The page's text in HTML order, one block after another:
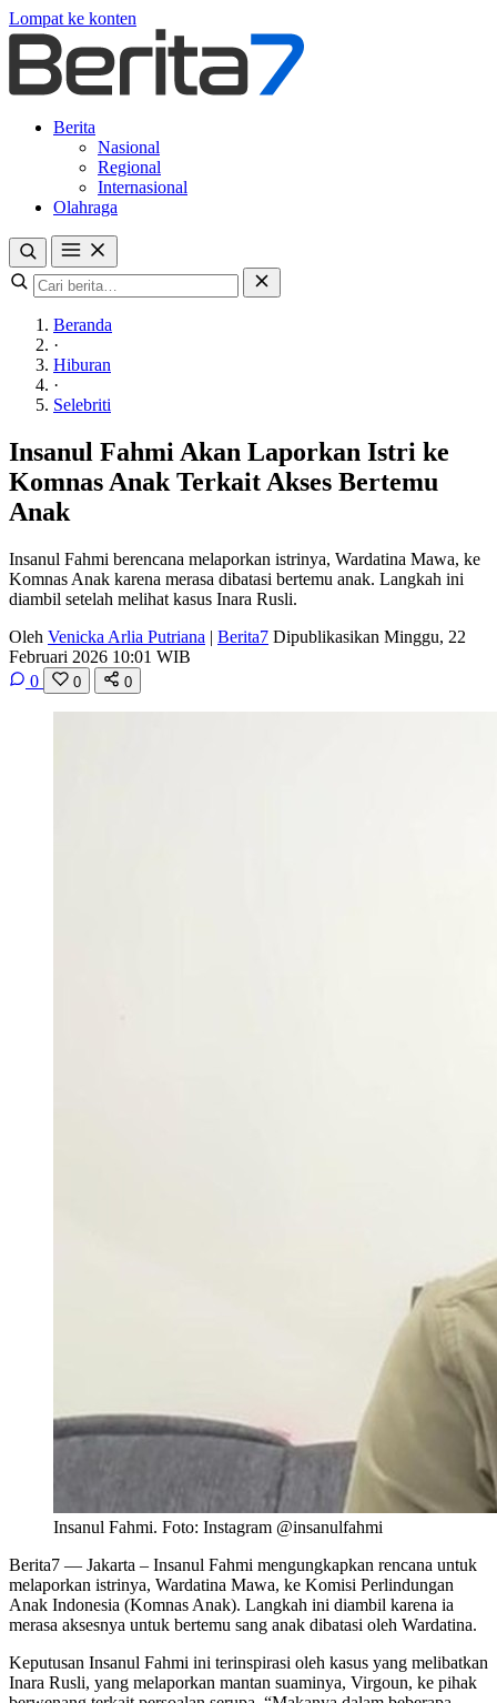
Lompat ke konten
Berita
Nasional
Regional
Internasional
Olahraga
Beranda
·
Hiburan
·
Selebriti
Insanul Fahmi Akan Laporkan Istri ke
Komnas Anak Terkait Akses Bertemu
Anak
Insanul Fahmi berencana melaporkan istrinya, Wardatina Mawa, ke
Komnas Anak karena merasa dibatasi bertemu anak. Langkah ini
diambil setelah melihat kasus Inara Rusli.
Oleh Venicka Arlia Putriana | Berita7 Dipublikasikan Minggu, 22
Februari 2026 10:01 WIB
0
0 0
Insanul Fahmi. Foto: Instagram @insanulfahmi
Berita7 — Jakarta – Insanul Fahmi mengungkapkan rencana untuk
melaporkan istrinya, Wardatina Mawa, ke Komisi Perlindungan
Anak Indonesia (Komnas Anak). Langkah ini diambil karena ia
merasa aksesnya untuk bertemu sang anak dibatasi oleh Wardatina.
Keputusan Insanul Fahmi ini terinspirasi oleh kasus yang melibatkan
Inara Rusli, yang melaporkan mantan suaminya, Virgoun, ke pihak